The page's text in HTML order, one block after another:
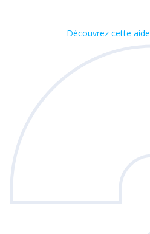
Découvrez cette aide